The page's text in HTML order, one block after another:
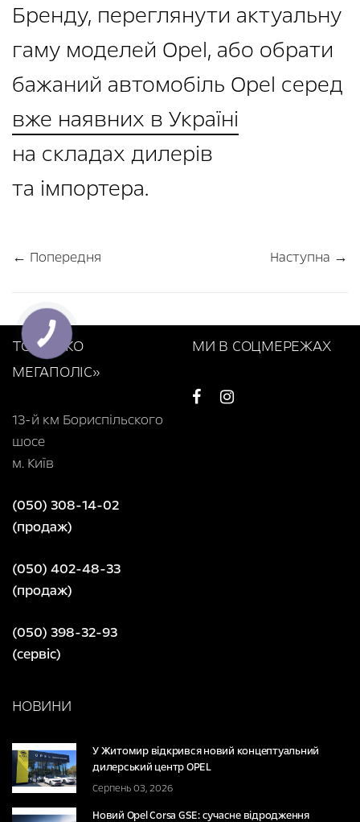
Бренду, переглянути актуальну
гаму моделей Opel, або обрати
бажаний автомобіль Opel серед
вже наявних в Україні
на складах дилерів
та імпортера.
← Попередня Наступна →
ТОВ «НІКО
МЕГАПОЛІС»
13-й км Бориспільского
шосе
м. Київ
(050) 308-14-02
(продаж)
(050) 402-48-33
(продаж)
(050) 398-32-93
(сервіс)
МИ В СОЦМЕРЕЖАХ
НОВИНИ
У Житомир відкрився новий концептуальний
дилерський центр OPEL
Серпень 03, 2026
Новий Opel Corsa GSE: сучасне відродження